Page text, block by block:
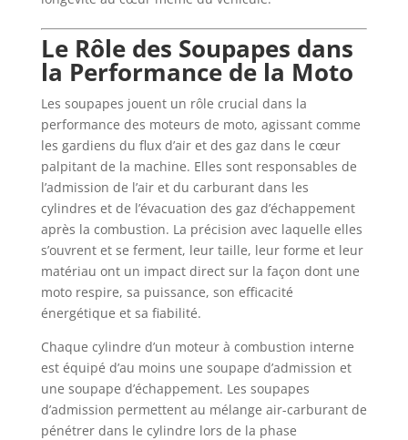
Le Rôle des Soupapes dans
la Performance de la Moto
Les soupapes jouent un rôle crucial dans la
performance des moteurs de moto, agissant comme
les gardiens du flux d’air et des gaz dans le cœur
palpitant de la machine. Elles sont responsables de
l’admission de l’air et du carburant dans les
cylindres et de l’évacuation des gaz d’échappement
après la combustion. La précision avec laquelle elles
s’ouvrent et se ferment, leur taille, leur forme et leur
matériau ont un impact direct sur la façon dont une
moto respire, sa puissance, son efficacité
énergétique et sa fiabilité.
Chaque cylindre d’un moteur à combustion interne
est équipé d’au moins une soupape d’admission et
une soupape d’échappement. Les soupapes
d’admission permettent au mélange air-carburant de
pénétrer dans le cylindre lors de la phase